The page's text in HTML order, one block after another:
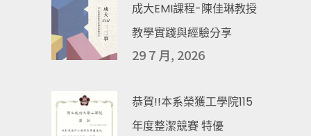
成大EMI課程-陳佳琳教授
教學實踐與經驗分享
29 7 月, 2026
恭賀!!本系榮獲工學院115
年度整潔競賽 特優